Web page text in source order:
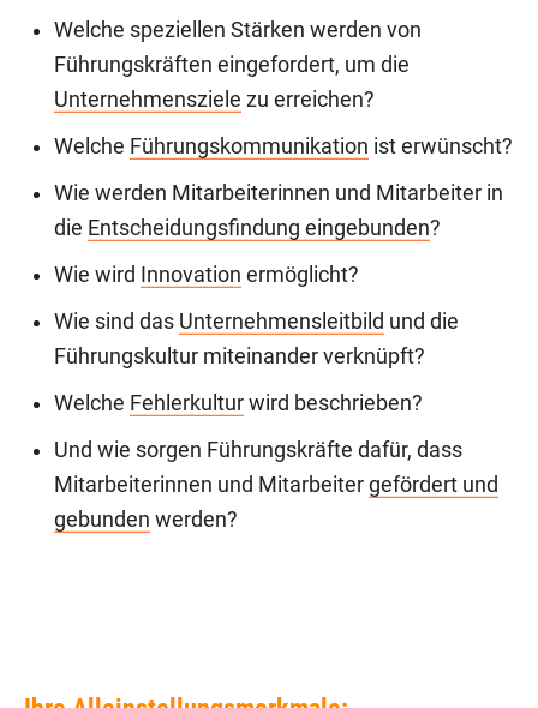
Welche speziellen Stärken werden von
Führungskräften eingefordert, um die
Unternehmensziele zu erreichen?
Welche Führungskommunikation ist erwünscht?
Wie werden Mitarbeiterinnen und Mitarbeiter in
die Entscheidungsfindung eingebunden?
Wie wird Innovation ermöglicht?
Wie sind das Unternehmensleitbild und die
Führungskultur miteinander verknüpft?
Welche Fehlerkultur wird beschrieben?
Und wie sorgen Führungskräfte dafür, dass
Mitarbeiterinnen und Mitarbeiter gefördert und
gebunden werden?